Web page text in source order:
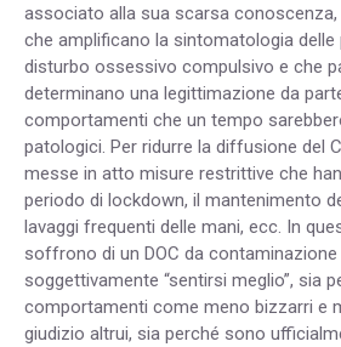
associato alla sua scarsa
che amplificano la sintomatologia
disturbo ossessivo compulsivo e che
determinano una legittimazione da
comportamenti che un tempo
patologici. Per ridurre la diffusione del
messe in atto misure restrittive che
periodo di lockdown, il mantenimento
lavaggi frequenti delle mani, ecc. In
soffrono di un DOC da
soggettivamente “sentirsi meglio”, sia
comportamenti come meno bizzarri e
giudizio altrui, sia perché sono